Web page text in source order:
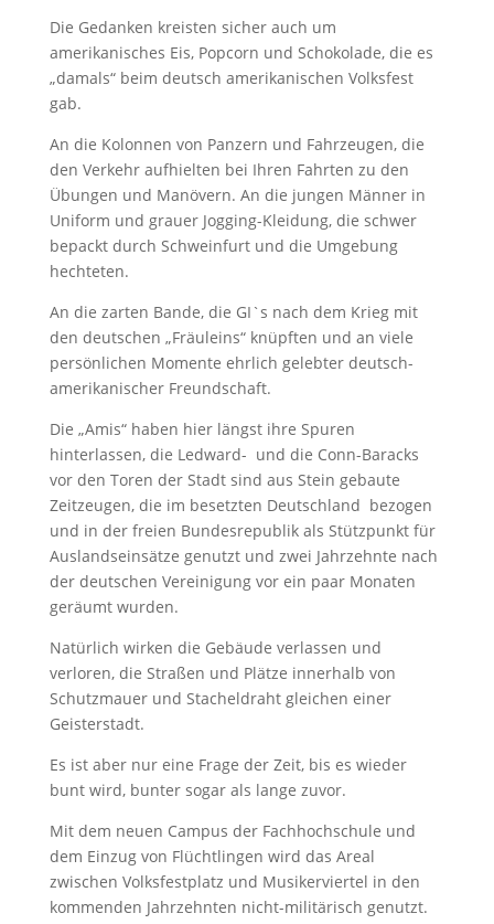
Die Gedanken kreisten sicher auch um
amerikanisches Eis, Popcorn und Schokolade, die es
„damals“ beim deutsch amerikanischen Volksfest
gab.
An die Kolonnen von Panzern und Fahrzeugen, die
den Verkehr aufhielten bei Ihren Fahrten zu den
Übungen und Manövern. An die jungen Männer in
Uniform und grauer Jogging-Kleidung, die schwer
bepackt durch Schweinfurt und die Umgebung
hechteten.
An die zarten Bande, die GI`s nach dem Krieg mit
den deutschen „Fräuleins“ knüpften und an viele
persönlichen Momente ehrlich gelebter deutsch-
amerikanischer Freundschaft.
Die „Amis“ haben hier längst ihre Spuren
hinterlassen, die Ledward- und die Conn-Baracks
vor den Toren der Stadt sind aus Stein gebaute
Zeitzeugen, die im besetzten Deutschland bezogen
und in der freien Bundesrepublik als Stützpunkt für
Auslandseinsätze genutzt und zwei Jahrzehnte nach
der deutschen Vereinigung vor ein paar Monaten
geräumt wurden.
Natürlich wirken die Gebäude verlassen und
verloren, die Straßen und Plätze innerhalb von
Schutzmauer und Stacheldraht gleichen einer
Geisterstadt.
Es ist aber nur eine Frage der Zeit, bis es wieder
bunt wird, bunter sogar als lange zuvor.
Mit dem neuen Campus der Fachhochschule und
dem Einzug von Flüchtlingen wird das Areal
zwischen Volksfestplatz und Musikerviertel in den
kommenden Jahrzehnten nicht-militärisch genutzt.